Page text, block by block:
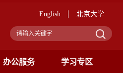
English 北京大学
办公服务 学习专区